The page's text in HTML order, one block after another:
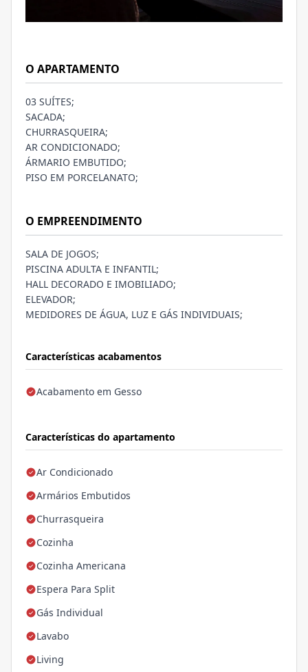
Características acabamentos
Acabamento em Gesso
Características do apartamento
Ar Condicionado
Armários Embutidos
Churrasqueira
Cozinha
Cozinha Americana
Espera Para Split
Gás Individual
Lavabo
Living
O APARTAMENTO
03 SUÍTES;
SACADA;
CHURRASQUEIRA;
AR CONDICIONADO;
ÁRMARIO EMBUTIDO;
PISO EM PORCELANATO;
O EMPREENDIMENTO
SALA DE JOGOS;
PISCINA ADULTA E INFANTIL;
HALL DECORADO E IMOBILIADO;
ELEVADOR;
MEDIDORES DE ÁGUA, LUZ E GÁS INDIVIDUAIS;